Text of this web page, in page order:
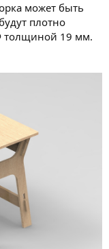
может быть
плотно
толщиной 19 мм.